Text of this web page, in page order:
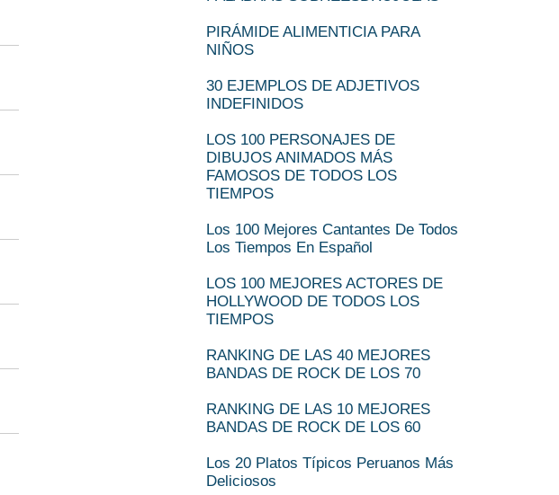
PIRÁMIDE ALIMENTICIA PARA
NIÑOS
30 EJEMPLOS DE ADJETIVOS
INDEFINIDOS
LOS 100 PERSONAJES DE
DIBUJOS ANIMADOS MÁS
FAMOSOS DE TODOS LOS
TIEMPOS
Los 100 Mejores Cantantes De Todos
Los Tiempos En Español
LOS 100 MEJORES ACTORES DE
HOLLYWOOD DE TODOS LOS
TIEMPOS
RANKING DE LAS 40 MEJORES
BANDAS DE ROCK DE LOS 70
RANKING DE LAS 10 MEJORES
BANDAS DE ROCK DE LOS 60
Los 20 Platos Típicos Peruanos Más
Deliciosos